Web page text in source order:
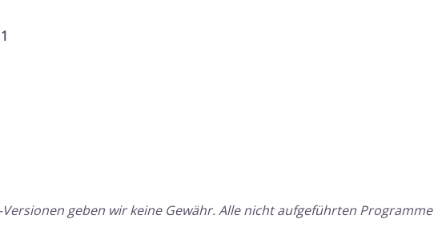
geben wir keine Gewähr. Alle nicht aufgeführten Programme